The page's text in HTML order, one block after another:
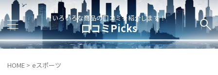
いろいろな商品の口コミを紹介します！
口コミPicks
HOME > eスポーツ